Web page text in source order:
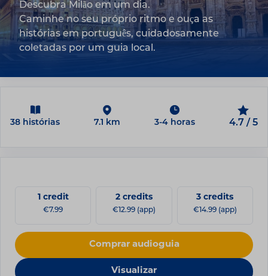
Descubra Milão em um dia.
Caminhe no seu próprio ritmo e ouça as
histórias em português, cuidadosamente
coletadas por um guia local.
38 histórias 7.1 km 3-4 horas 4.7 / 5
1 credit
€7.99
2 credits
€12.99 (app)
3 credits
€14.99 (app)
Comprar audioguia
Visualizar